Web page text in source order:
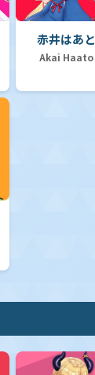
赤井はあと
Akai Haato